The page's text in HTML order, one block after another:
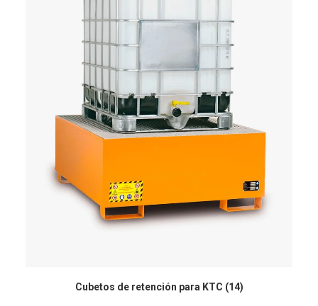
Cubetos de retención para KTC (14)